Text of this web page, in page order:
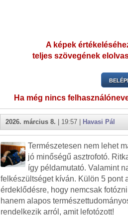
A képek
teljes szövegének
Ha még nincs
2026. március 8. | 19:57 | Havasi Pál
Természetesen nem lehet
jó minőségű asztrofotó.
így példamutató. Valamint
felkészültséget kíván. Külön 5 pont
érdeklődésre, hogy nemcsak
hanem alapos
rendelkezik arról, amit lefotózott!